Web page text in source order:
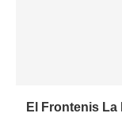
El Frontenis La